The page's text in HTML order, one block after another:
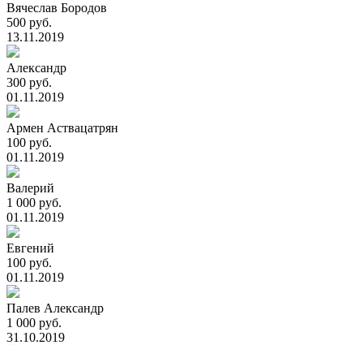
Вячеслав Бородов
500 руб.
13.11.2019
Александр
300 руб.
01.11.2019
Армен Аствацатрян
100 руб.
01.11.2019
Валерий
1 000 руб.
01.11.2019
Евгений
100 руб.
01.11.2019
Палев Александр
1 000 руб.
31.10.2019